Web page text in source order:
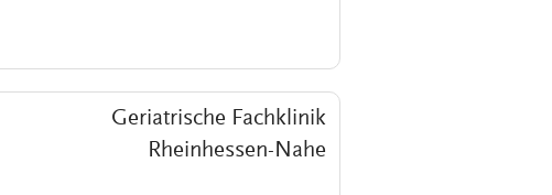
Geriatrische Fachklinik
Rheinhessen-Nahe